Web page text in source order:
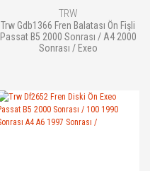
TRW
Trw Gdb1366 Fren Balatası Ön Fişli
Passat B5 2000 Sonrası / A4 2000
Sonrası / Exeo